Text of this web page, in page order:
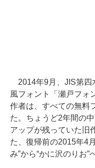
2014年9月、JIS第四
風フォント「瀬戸フォ
作者は、すべての無料
た。ちょうど2年間の
アップが残っていた旧
た、復帰前の2015年4
み”から“かに沢のりお”